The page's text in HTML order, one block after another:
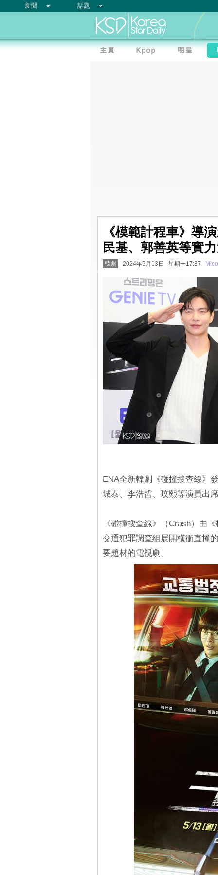
新聞 話題
《模範計程車》導
民基、郭善英等實
韓劇 2024年5月13日 星期一17:37 Mico
ENA全新韓劇《碰撞搜查線》
城泰、李浩哲、玟熙等演員出
《碰撞搜查線》（Crash）由
交通犯罪調查組展開橫衝直撞
要題材的電視劇。